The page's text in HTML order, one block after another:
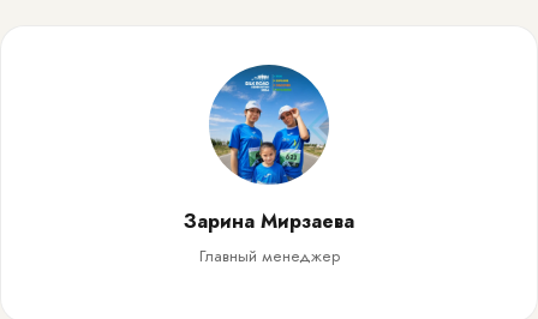
Зарина Мирзаева
Главный менеджер